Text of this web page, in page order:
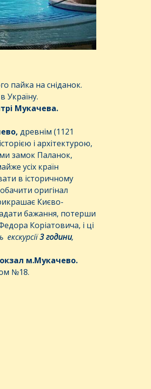
пайка на сніданок.
Україну.
Мукачева.
древнім (1121
і архітектурою,
замок Паланок,
усіх країн
в історичному
оригінал
Києво-
бажання, потерши
Коріатовича, і ці
екскурсії3години,
м.Мукачево.
№18.